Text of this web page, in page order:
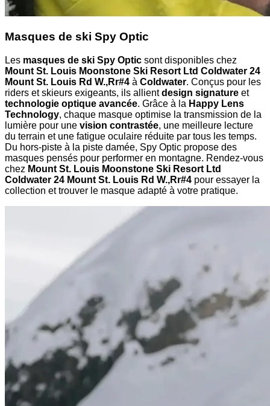
Masques de ski Spy Optic
Les masques de ski Spy Optic sont disponibles chez
Mount St. Louis Moonstone Ski Resort Ltd Coldwater 24
Mount St. Louis Rd W.,Rr#4 à Coldwater. Conçus pour les
riders et skieurs exigeants, ils allientdesign signature et
technologie optique avancée. Grâce à la Happy Lens
Technology, chaque masque optimise la transmission de la
lumière pour une vision contrastée, une meilleure lecture
du terrain et une fatigue oculaire réduite par tous les temps.
Du hors-piste à la piste damée, Spy Optic propose des
masques pensés pour performer en montagne. Rendez-vous
chez Mount St. Louis Moonstone Ski Resort Ltd
Coldwater 24 Mount St. Louis Rd W.,Rr#4 pour essayer la
collection et trouver le masque adapté à votre pratique.